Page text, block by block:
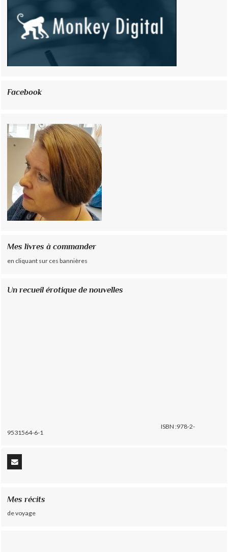
Facebook
Mes livres à commander
en cliquant sur ces bannières
Un recueil érotique de nouvelles
ISBN :978-2-
9531564-6-1
Mes récits
de voyage